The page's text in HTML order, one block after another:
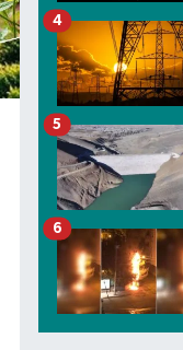
4
5
6